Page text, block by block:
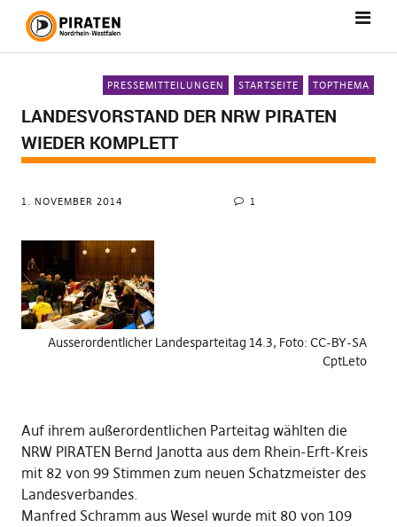
PRESSEMITTEILUNGEN STARTSEITE TOPTHEMA
LANDESVORSTAND DER NRW PIRATEN
WIEDER KOMPLETT
1. NOVEMBER 2014 1
Ausserordentlicher Landesparteitag 14.3, Foto: CC-BY-SA
CptLeto
Auf ihrem außerordentlichen Parteitag wählten die
NRW PIRATEN Bernd Janotta aus dem Rhein-Erft-Kreis
mit 82 von 99 Stimmen zum neuen Schatzmeister des
Landesverbandes.
Manfred Schramm aus Wesel wurde mit 80 von 109